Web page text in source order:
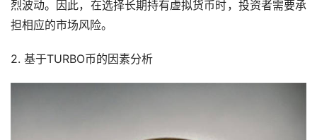
烈波动。因此，在选择长期持有虚拟货币时，投资者需要承
担相应的市场风险。
2. 基于TURBO币的因素分析